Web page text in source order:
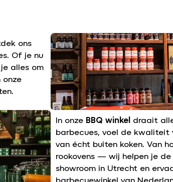
ons
Of je nu
alles om
onze
In onze BBQ winkel draait
barbecues, voel de kwaliteit
van écht buiten koken. Van
rookovens — wij helpen je
showroom in Utrecht en